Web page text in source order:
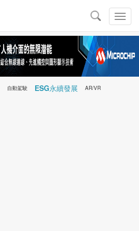
切
換
導
航
自動駕駛 ESG永續發展 AR/VR